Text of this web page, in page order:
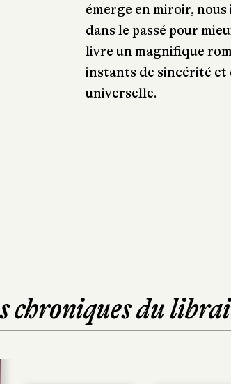
émerge en miroir,
dans le passé pour
livre un magnifique
instants de sincérité et
universelle.
chroniques du